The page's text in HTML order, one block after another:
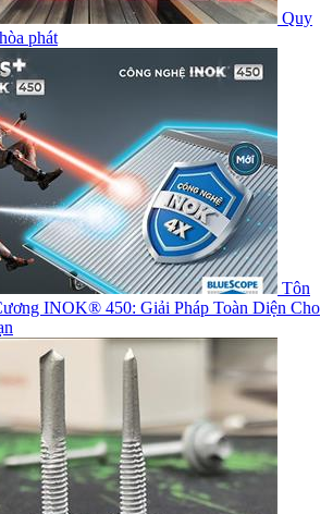
Quy
phát
Tôn
INOK® 450: Giải Pháp Toàn Diện Cho